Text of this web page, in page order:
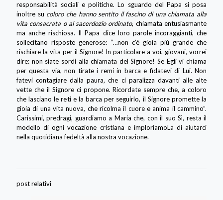
responsabilità sociali e politiche. Lo sguardo del Papa si posa
inoltre su coloro che hanno sentito il fascino di una chiamata alla
vita consacrata o al sacerdozio ordinato, chiamata entusiasmante
ma anche rischiosa. Il Papa dice loro parole incoraggianti, che
sollecitano risposte generose: “…non c’è gioia più grande che
rischiare la vita per il Signore! In particolare a voi, giovani, vorrei
dire: non siate sordi alla chiamata del Signore! Se Egli vi chiama
per questa via, non tirate i remi in barca e fidatevi di Lui. Non
fatevi contagiare dalla paura, che ci paralizza davanti alle alte
vette che il Signore ci propone. Ricordate sempre che, a coloro
che lasciano le reti e la barca per seguirlo, il Signore promette la
gioia di una vita nuova, che ricolma il cuore e anima il cammino”.
Carissimi, predragi, guardiamo a Maria che, con il suo Sì, resta il
modello di ogni vocazione cristiana e imploriamoLa di aiutarci
nella quotidiana fedeltà alla nostra vocazione.
post relativi